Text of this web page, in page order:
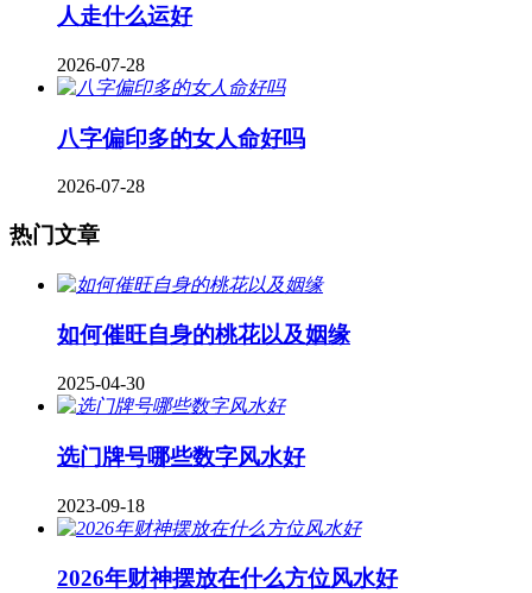
人走什么运好
2026-07-28
八字偏印多的女人命好吗
2026-07-28
热门文章
如何催旺自身的桃花以及姻缘
2025-04-30
​选门牌号哪些数字风水好
2023-09-18
2026年财神摆放在什么方位风水好